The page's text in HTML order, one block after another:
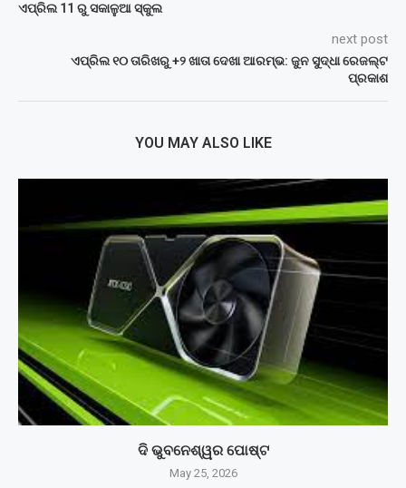
ଏପ୍ରିଲ 11 ରୁ ସକାଳୁଆ ସ୍କୁଲ
next post
ଏପ୍ରିଲ ୧୦ ତାରିଖରୁ +୨ ଖାତା ଦେଖା ଆରମ୍ଭ: ଜୁନ ସୁଦ୍ଧା ରେଜଲ୍ଟ
ପ୍ରକାଶ
YOU MAY ALSO LIKE
ଦି ଭୁବନେଶ୍ୱର ପୋଷ୍ଟ
May 25, 2026